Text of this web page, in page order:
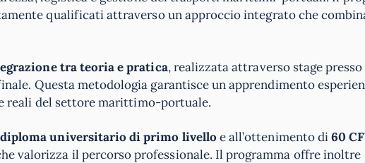
qualificati attraverso un approccio integrato che
tra teoria e pratica, realizzata attraverso stage
Questa metodologia garantisce un apprendimento
reali del settore marittimo-portuale.
universitario di primo livello e all’ottenimento di60
valorizza il percorso professionale. Il programma offre inoltre